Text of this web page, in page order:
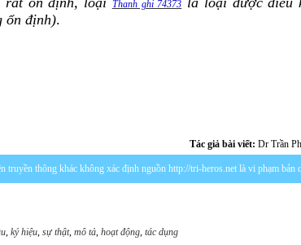
Thanh ghi 74373
ổn định).
Tác giả bài viết: Dr Trần
truyền thông khác không xác định nguồn http://tri-heros.net là vi phạm bản
, ký hiệu, sự thật, mô tả, hoạt động, tác dụng